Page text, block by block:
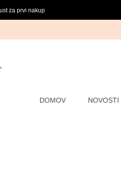
za prvi nakup
DOMOV NOVOSTI